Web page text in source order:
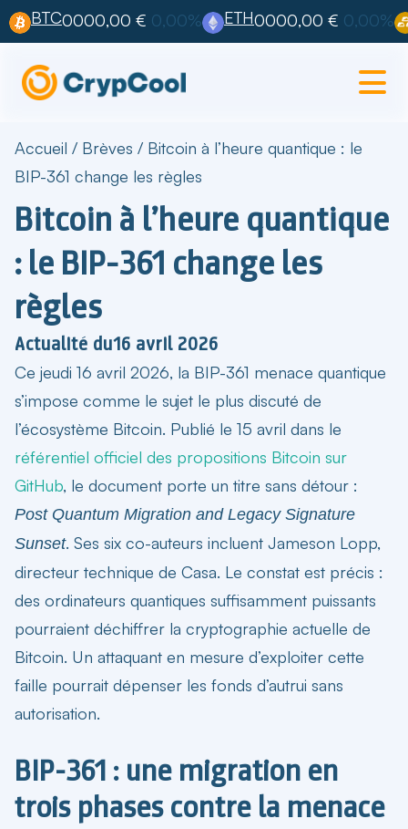
BTC0000,00 € 0,00% ETH0000,00 € 0,00%
Accueil / Brèves / Bitcoin à l’heure quantique : le
BIP-361 change les règles
Bitcoin à l’heure quantique
: le BIP-361 change les
règles
Actualité du16 avril 2026
Ce jeudi 16 avril 2026, la BIP-361 menace quantique
s’impose comme le sujet le plus discuté de
l’écosystème Bitcoin. Publié le 15 avril dans le
référentiel officiel des propositions Bitcoin sur
GitHub, le document porte un titre sans détour :
Post Quantum Migration and Legacy Signature
Sunset. Ses six co-auteurs incluent Jameson Lopp,
directeur technique de Casa. Le constat est précis :
des ordinateurs quantiques suffisamment puissants
pourraient déchiffrer la cryptographie actuelle de
Bitcoin. Un attaquant en mesure d’exploiter cette
faille pourrait dépenser les fonds d’autrui sans
autorisation.
BIP-361 : une migration en
trois phases contre la menace